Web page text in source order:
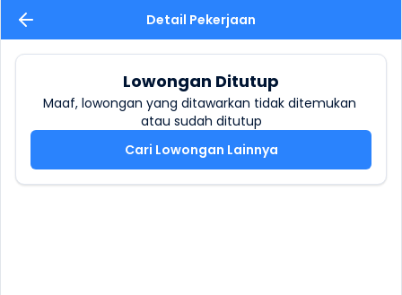
Detail Pekerjaan
Lowongan Ditutup
Maaf, lowongan yang ditawarkan tidak ditemukan
atau sudah ditutup
Cari Lowongan Lainnya